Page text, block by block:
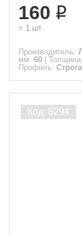
160
= 1 шт.
Производитель:
мм: 60
Профиль: